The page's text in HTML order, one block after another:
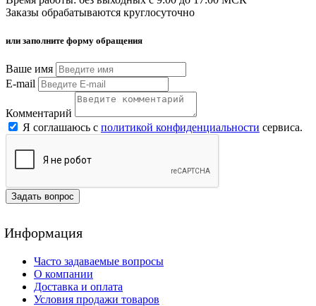
Заказы обрабатываются круглосуточно
или заполните форму обращения
Ваше имя
E-mail
Комментарий
Я соглашаюсь с политикой конфиденциальности сервиса.
Задать вопрос
Информация
Часто задаваемые вопросы
О компании
Доставка и оплата
Условия продажи товаров